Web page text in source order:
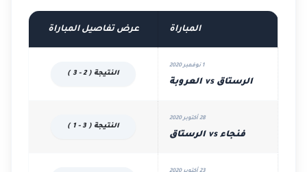
المباراة عرض تفاصيل المباراة
1 نوفمبر 2020
الرستاق vs العروبة
النتيجة ( 2 - 3 )
28 أكتوبر 2020
فنجاء vs الرستاق
النتيجة ( 3 - 1 )